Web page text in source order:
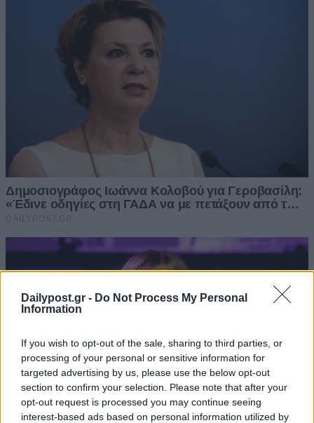
Dailypost.gr - Do Not Process My Personal
Information
If you wish to opt-out of the sale, sharing to third parties, or
processing of your personal or sensitive information for
targeted advertising by us, please use the below opt-out
section to confirm your selection. Please note that after your
opt-out request is processed you may continue seeing
interest-based ads based on personal information utilized by